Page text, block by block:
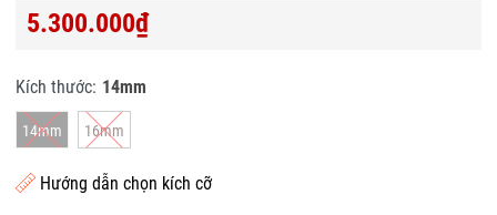
5.300.000₫
Kích thước: 14mm
14mm 16mm
Hướng dẫn chọn kích cỡ